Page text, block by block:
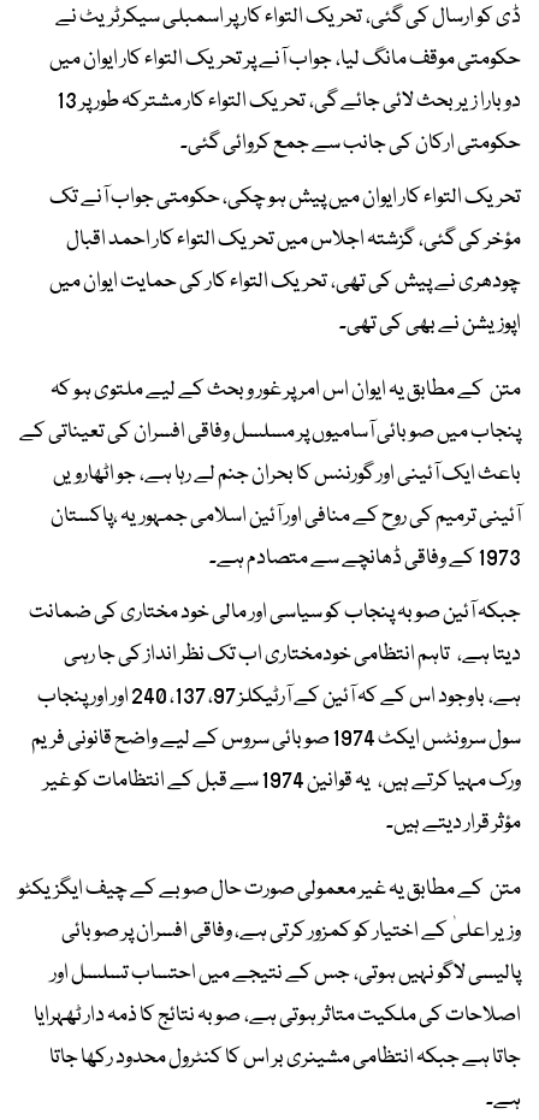
ڈی کو ارسال کی گئی، تحریک التواء کار پر اسمبلی سیکرٹریٹ نے
حکومتی موقف مانگ لیا، جواب آنے پر تحریک التواء کار ایوان میں
دوبارا زیر بحث لائی جائے گی، تحریک التواء کار مشترکہ طور پر 13
حکومتی ارکان کی جانب سے جمع کروائی گئی۔
تحریک التواء کار ایوان میں پیش ہو چکی، حکومتی جواب آنے تک
مؤخر کی گئی، گزشتہ اجلاس میں تحریک التواء کار احمد اقبال
چودھری نے پیش کی تھی، تحریک التواء کار کی حمایت ایوان میں
اپوزیشن نے بھی کی تھی۔
متن کے مطابق یہ ایوان اس امر پر غور و بحث کے لیے ملتوی ہو کہ
پنجاب میں صوبائی آسامیوں پر مسلسل وفاقی افسران کی تعیناتی کے
باعث ایک آئینی اور گورننس کا بحران جنم لے رہا ہے، جو اٹھارویں
آئینی ترمیم کی روح کے منافی اور آئین اسلامی جمہوریہ ،پاکستان
1973 کے وفاقی ڈھانچے سے متصادم ہے۔
جبکہ آئین صوبہ پنجاب کو سیاسی اور مالی خود مختاری کی ضمانت
دیتا ہے، تاہم انتظامی خودمختاری اب تک نظر انداز کی جا رہی
ہے، باوجود اس کے کہ آئین کے آرٹیکلز 97، 137، 240 اور اور پنجاب
سول سرونٹس ایکٹ 1974 صوبائی سروس کے لیے واضح قانونی فریم
ورک مہیا کرتے ہیں، یہ قوانین 1974 سے قبل کے انتظامات کو غیر
مؤثر قرار دیتے ہیں۔
متن کے مطابق یہ غیر معمولی صورت حال صوبے کے چیف ایگزیکٹو
وزیر اعلیٰ کے اختیار کو کمزور کرتی ہے، وفاقی افسران پر صوبائی
پالیسی لاگو نہیں ہوتی، جس کے نتیجے میں احتساب تسلسل اور
اصلاحات کی ملکیت متاثر ہوتی ہے، صوبہ نتائج کا ذمہ دار ٹھہرایا
جاتا ہے جبکہ انتظامی مشینری بر اس کا کنٹرول محدود رکھا جاتا
ہے۔